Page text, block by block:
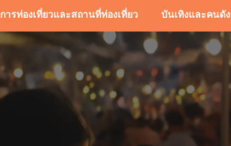
การท่องเที่ยวและสถานที่ท่องเที่ยว บันเทิงและคนดัง